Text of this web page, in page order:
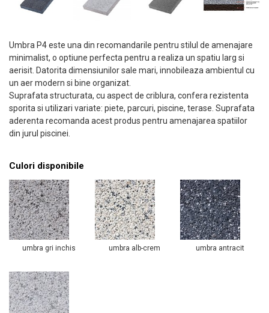
Umbra P4 este una din recomandarile pentru stilul de amenajare
minimalist, o optiune perfecta pentru a realiza un spatiu larg si
aerisit. Datorita dimensiunilor sale mari, innobileaza ambientul cu
un aer modern si bine organizat.
Suprafata structurata, cu aspect de criblura, confera rezistenta
sporita si utilizari variate: piete, parcuri, piscine, terase. Suprafata
aderenta recomanda acest produs pentru amenajarea spatiilor
din jurul piscinei.
Culori disponibile
umbra gri inchis umbra alb-crem umbra antracit